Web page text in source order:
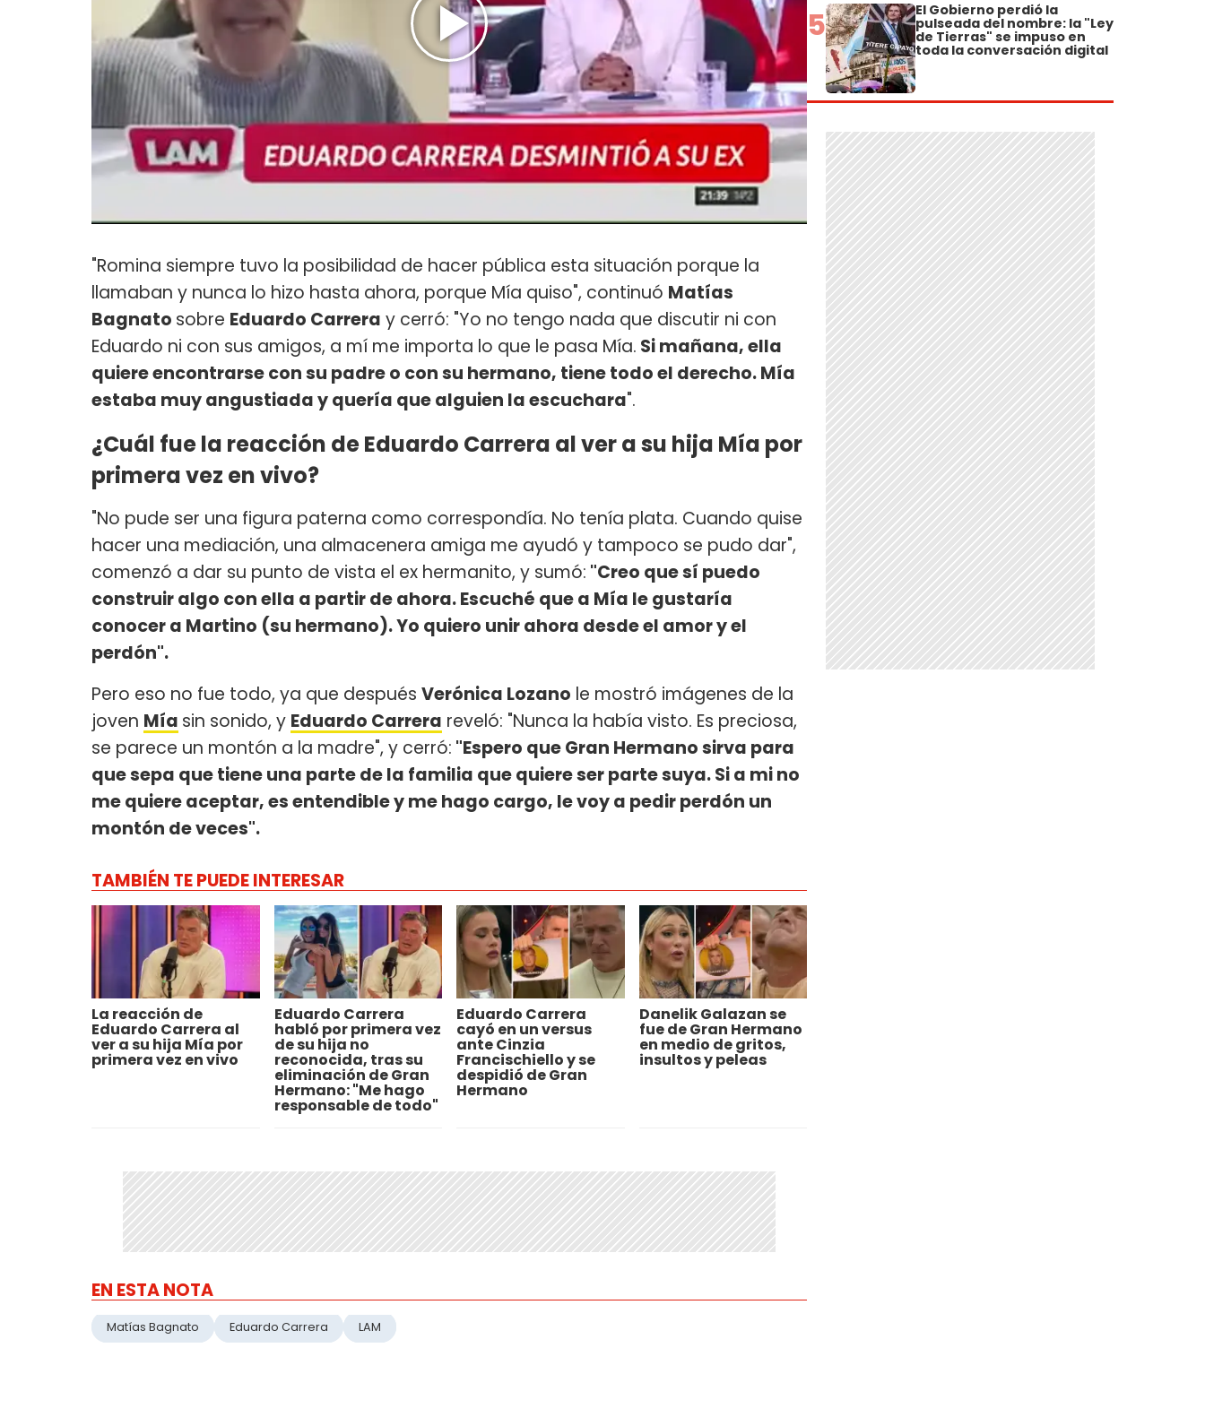
"Romina siempre tuvo la posibilidad de hacer pública esta situación porque la
llamaban y nunca lo hizo hasta ahora, porque Mía quiso", continuó Matías
Bagnato sobre Eduardo Carrera y cerró: "Yo no tengo nada que discutir ni con
Eduardo ni con sus amigos, a mí me importa lo que le pasa Mía. Si mañana, ella
quiere encontrarse con su padre o con su hermano, tiene todo el derecho. Mía
estaba muy angustiada y quería que alguien la escuchara".
¿Cuál fue la reacción de Eduardo Carrera al ver a su hija Mía por
primera vez en vivo?
"No pude ser una figura paterna como correspondía. No tenía plata. Cuando quise
hacer una mediación, una almacenera amiga me ayudó y tampoco se pudo dar",
comenzó a dar su punto de vista el ex hermanito, y sumó: "Creo que sí puedo
construir algo con ella a partir de ahora. Escuché que a Mía le gustaría
conocer a Martino (su hermano). Yo quiero unir ahora desde el amor y el
perdón".
Pero eso no fue todo, ya que después Verónica Lozano le mostró imágenes de la
joven Mía sin sonido, y Eduardo Carrera reveló: "Nunca la había visto. Es preciosa,
se parece un montón a la madre", y cerró: "Espero que Gran Hermano sirva para
que sepa que tiene una parte de la familia que quiere ser parte suya. Si a mi no
me quiere aceptar, es entendible y me hago cargo, le voy a pedir perdón un
montón de veces".
TAMBIÉN TE PUEDE INTERESAR
La reacción de
Eduardo Carrera al
ver a su hija Mía por
primera vez en vivo
Eduardo Carrera
habló por primera vez
de su hija no
reconocida, tras su
eliminación de Gran
Hermano: "Me hago
responsable de todo"
Eduardo Carrera
cayó en un versus
ante Cinzia
Francischiello y se
despidió de Gran
Hermano
Danelik Galazan se
fue de Gran Hermano
en medio de gritos,
insultos y peleas
EN ESTA NOTA
Matías Bagnato Eduardo Carrera LAM
5 El Gobierno perdió la
pulseada del nombre: la "Ley
de Tierras" se impuso en
toda la conversación digital